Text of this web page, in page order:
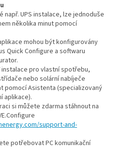
např. UPS instalace, lze jednoduše
několika minut pomocí
mohou být konfigurovány
Quick Configure a softwaru
instalace pro vlastní spotřebu,
nebo solární nabíječe
pomocí Asistenta (specializovaný
aplikace).
si můžete zdarma stáhnout na
support-and-
potřebovat PC komunikační